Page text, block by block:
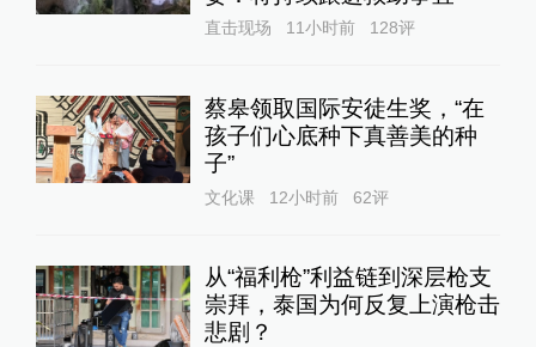
直击现场 11小时前 128评
蔡皋领取国际安徒生奖，“在
孩子们心底种下真善美的种
子”
文化课 12小时前 62评
从“福利枪”利益链到深层枪支
崇拜，泰国为何反复上演枪击
悲剧？